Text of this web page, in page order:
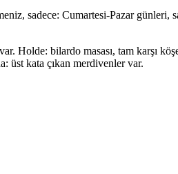
sadece: Cumartesi-Pazar günleri,
Holde: bilardo masası, tam karşı
üst kata çıkan merdivenler var.